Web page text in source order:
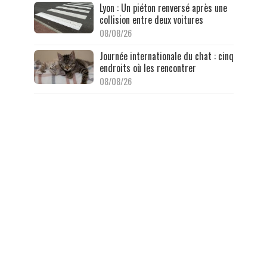
Lyon : Un piéton renversé après une
collision entre deux voitures
08/08/26
Journée internationale du chat : cinq
endroits où les rencontrer
08/08/26